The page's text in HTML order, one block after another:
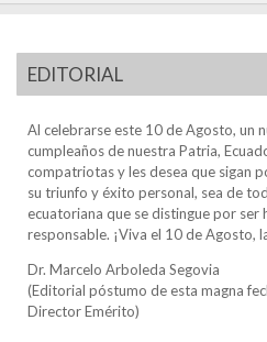
EDITORIAL
Al celebrarse este 10 de Agosto, un
cumpleaños de nuestra Patria,
compatriotas y les desea que sigan
su triunfo y éxito personal, sea de
ecuatoriana que se distingue por
responsable. ¡Viva el 10 de Agosto,
Dr. Marcelo Arboleda Segovia
(Editorial póstumo de esta magna
Director Emérito)